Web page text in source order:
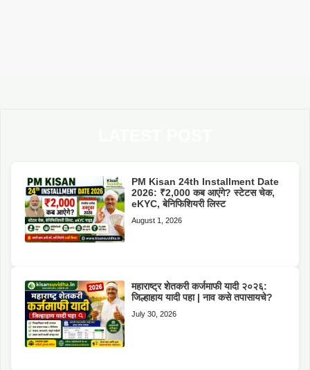
PM Kisan 24th Installment Date
2026: ₹2,000 कब आएंगे? स्टेटस चेक,
eKYC, बेनिफिशियरी लिस्ट
August 1, 2026
महाराष्ट्र शेतकरी कर्जमाफी यादी २०२६:
जिल्हाहाय यादी पहा | नाव कसे तपासायचे?
July 30, 2026